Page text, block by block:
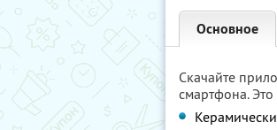
Основное
Скачайте
смартфона.